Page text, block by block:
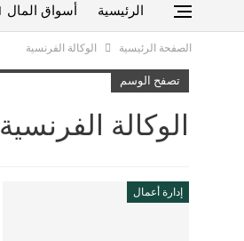
الرئيسية أسواق المال
الصفحة الرئيسية الوكالة الفرنسية
تصفح الوسم
الوكالة الفرنسية
إدارة أعمال